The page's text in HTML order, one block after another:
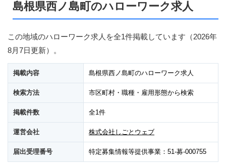
島根県西ノ島町のハローワーク求人
この地域のハローワーク求人を全1件掲載しています（2026年
8月7日更新）。
掲載内容 島根県西ノ島町のハローワーク求人
検索方法 市区町村・職種・雇用形態から検索
掲載件数 全1件
運営会社 株式会社しごとウェブ
届出受理番号 特定募集情報等提供事業：51-募-000755